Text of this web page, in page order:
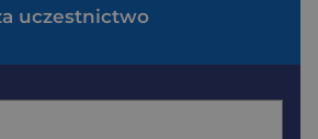
uczestnictwo